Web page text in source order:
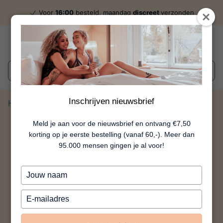
Inschrijven nieuwsbrief
Meld je aan voor de nieuwsbrief en ontvang €7,50
korting op je eerste bestelling (vanaf 60,-). Meer dan
95.000 mensen gingen je al voor!
Typ
je
naam
Typ
je
e-
Voor 16:00 besteld, maandag discreetverzonden
Wat zoek je?
Home Piemel Bakvorm